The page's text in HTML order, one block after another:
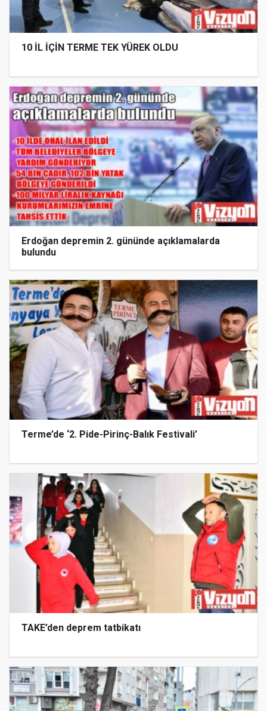
10 İL İÇİN TERME TEK YÜREK OLDU
Erdoğan depremin 2. gününde açıklamalarda
bulundu
Terme’de ‘2. Pide-Pirinç-Balık Festivali’
TAKE’den deprem tatbikatı